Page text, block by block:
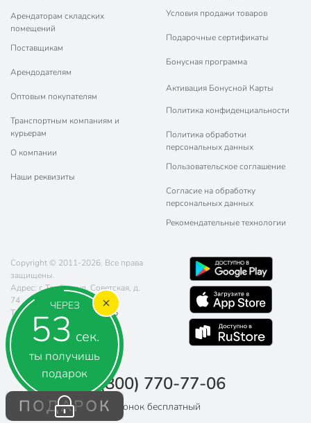
ЧЕРЕЗ
52 сек.
ты получишь
подарок
ПОДАРОК
Арендаторам складских
помещений
Поставщикам
Арендодателям
Оптовым покупателям
Транспортным компаниям и
курьерам
О компании
Наши реквизиты
Условия продажи товаров
Подарочные сертификаты
Бонусная программа
Активация Бонусной Карты
Политика конфиденциальности
Политика обработки
персональных данных
Пользовательское соглашение
Согласие на обработку
персональных данных
Рекомендательные технологии
Copyright © 2011-2026. Все права
защищены.
Адрес: г. Тамбов, ул. Советская, д.
74
Телефон:
8 (800) 770-77-06
Почта:sales@poryadok.ru
8 (800) 770-77-06
Звонок бесплатный